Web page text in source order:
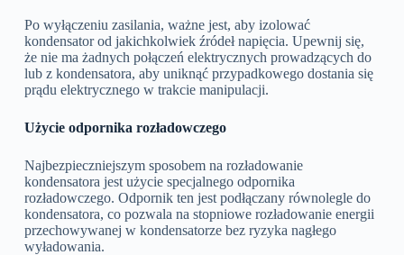
Po wyłączeniu zasilania, ważne jest, aby izolować
kondensator od jakichkolwiek źródeł napięcia. Upewnij się,
że nie ma żadnych połączeń elektrycznych prowadzących do
lub z kondensatora, aby uniknąć przypadkowego dostania się
prądu elektrycznego w trakcie manipulacji.
Użycie odpornika rozładowczego
Najbezpieczniejszym sposobem na rozładowanie
kondensatora jest użycie specjalnego odpornika
rozładowczego. Odpornik ten jest podłączany równolegle do
kondensatora, co pozwala na stopniowe rozładowanie energii
przechowywanej w kondensatorze bez ryzyka nagłego
wyładowania.